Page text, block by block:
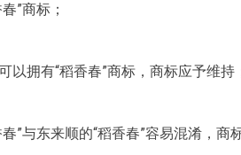
”商标；
拥有“稻香春”商标，商标应予维持
”与东来顺的“稻香春”容易混淆，商